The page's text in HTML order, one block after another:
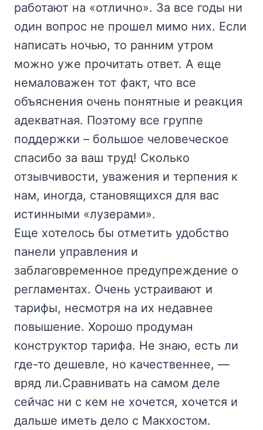
работают на «отлично». За все годы ни
один вопрос не прошел мимо них. Если
написать ночью, то ранним утром
можно уже прочитать ответ. А еще
немаловажен тот факт, что все
объяснения очень понятные и реакция
адекватная. Поэтому все группе
поддержки – большое человеческое
спасибо за ваш труд! Сколько
отзывчивости, уважения и терпения к
нам, иногда, становящихся для вас
истинными «лузерами».
Еще хотелось бы отметить удобство
панели управления и
заблаговременное предупреждение о
регламентах. Очень устраивают и
тарифы, несмотря на их недавнее
повышение. Хорошо продуман
конструктор тарифа. Не знаю, есть ли
где-то дешевле, но качественнее, —
вряд ли.Сравнивать на самом деле
сейчас ни с кем не хочется, хочется и
дальше иметь дело с Макхостом.